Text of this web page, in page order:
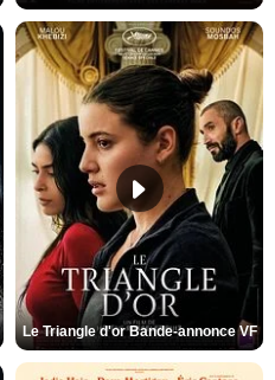
Le Triangle d'or Bande-annonce VF